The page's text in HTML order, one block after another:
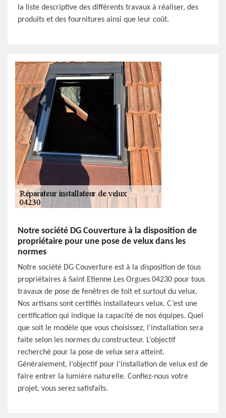
la liste descriptive des différents travaux à réaliser, des
produits et des fournitures ainsi que leur coût.
Notre société DG Couverture à la disposition de
propriétaire pour une pose de velux dans les
normes
Notre société DG Couverture est à la disposition de tous
propriétaires à Saint Etienne Les Orgues 04230 pour tous
travaux de pose de fenêtres de toit et surtout du velux.
Nos artisans sont certifiés installateurs velux. C’est une
certification qui indique la capacité de nos équipes. Quel
que soit le modèle que vous choisissez, l’installation sera
faite selon les normes du constructeur. L’objectif
recherché pour la pose de velux sera atteint.
Généralement, l’objectif pour l’installation de velux est de
faire entrer la lumière naturelle. Confiez-nous votre
projet, vous serez satisfaits.